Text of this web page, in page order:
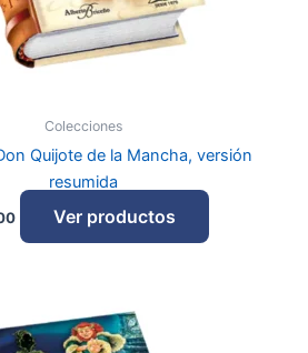
Colecciones
Quijote de la Mancha, versión
resumida
Ver productos